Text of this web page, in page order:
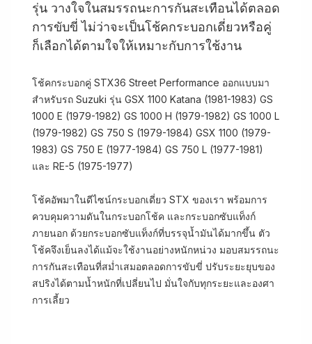
รุ่น วางใจในสมรรถนะการกันสะเทือนได้ตลอด
การขับขี่ ไม่ว่าจะเป็นโช้คกระบอกเดี่ยวหรือคู่
ก็เลือกได้ตามใจให้เหมาะกับการใช้งาน
โช้คกระบอกคู่ STX36 Street Performance ออกแบบมา
สำหรับรถ Suzuki รุ่น GSX 1100 Katana (1981-1983) GS
1000 E (1979-1982) GS 1000 H (1979-1982) GS 1000 L
(1979-1982) GS 750 S (1979-1984) GSX 1100 (1979-
1983) GS 750 E (1977-1984) GS 750 L (1977-1981)
และ RE-5 (1975-1977)
โช้คอัพมาในดีไซน์กระบอกเดี่ยว STX ของเรา พร้อมการ
ควบคุมความดันในกระบอกโช้ค และกระบอกซับแท็งก์
ภายนอก ด้วยกระบอกซับแท็งก์ที่บรรจุน้ำมันได้มากขึ้น ตัว
โช้คจึงเย็นลงได้แม้จะใช้งานอย่างหนักหน่วง มอบสมรรถนะ
การกันสะเทือนที่สม่ำเสมอตลอดการขับขี่ ปรับระยะยุบของ
สปริงได้ตามน้ำหนักที่เปลี่ยนไป มั่นใจกับทุกระยะและองศา
การเลี้ยว